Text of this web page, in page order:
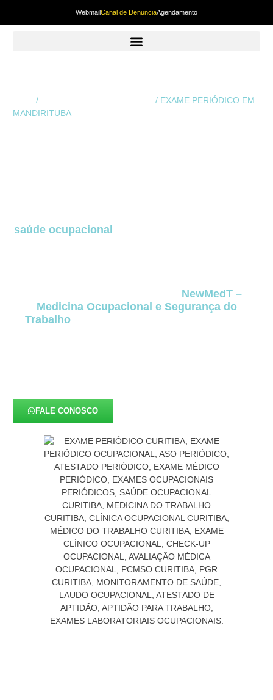
WebmailCanal de DenunciaAgendamento
/
/ EXAME PERIÓDICO EM
MANDIRITUBA
saúde ocupacional
NewMedT –
Medicina Ocupacional e Segurança do
Trabalho, o
FALE CONOSCO